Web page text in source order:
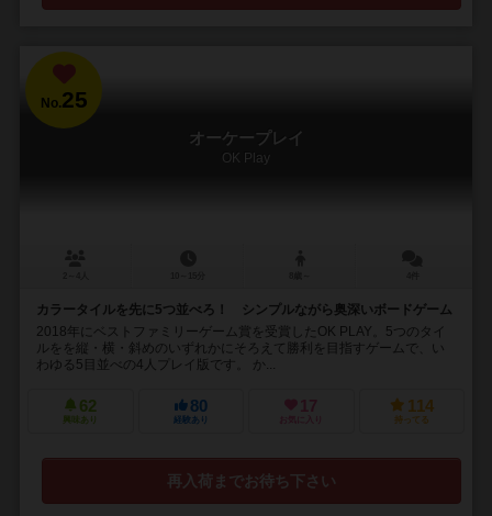
No.25
オーケープレイ
OK Play
カラータイルを先に5つ並べろ！ シンプルながら奥深いボードゲーム
2018年にベストファミリーゲーム賞を受賞したOK PLAY。5つのタイ
ルをを縦・横・斜めのいずれかにそろえて勝利を目指すゲームで、い
わゆる5目並べの4人プレイ版です。 か...
62
興味あり
80
経験あり
17
お気に入り
114
持ってる
再入荷までお待ち下さい